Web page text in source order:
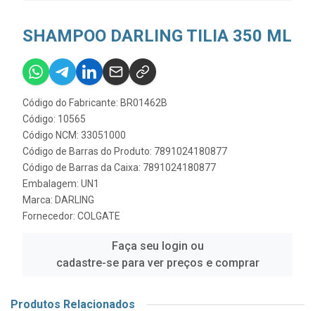
SHAMPOO DARLING TILIA 350 ML
Código do Fabricante: BR01462B
Código: 10565
Código NCM: 33051000
Código de Barras do Produto: 7891024180877
Código de Barras da Caixa: 7891024180877
Embalagem: UN1
Marca: DARLING
Fornecedor: COLGATE
Faça seu login ou
cadastre-se para ver preços e comprar
Produtos Relacionados